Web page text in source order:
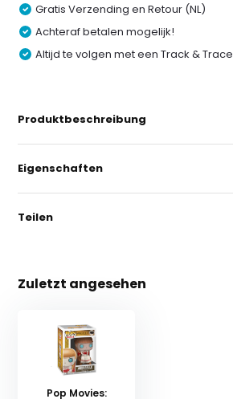
Gratis Verzending en Retour (NL)
Achteraf betalen mogelijk!
Altijd te volgen met een Track & Trace
Produktbeschreibung
Eigenschaften
Teilen
Zuletzt angesehen
Pop Movies: